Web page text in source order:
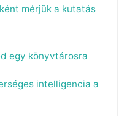
mérjük a kutatás
egy könyvtárosra
intelligencia a